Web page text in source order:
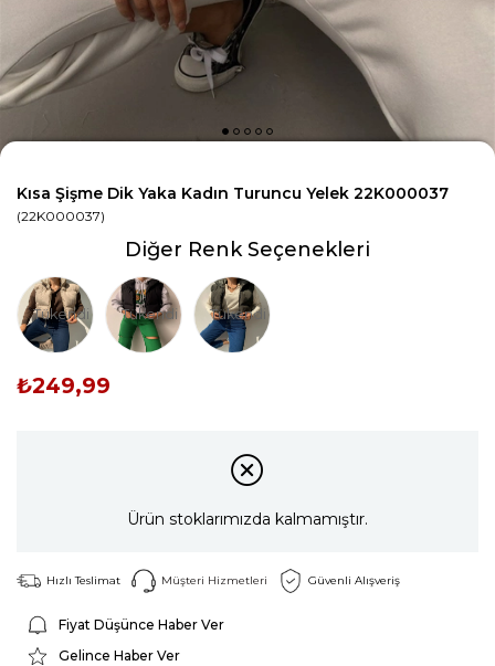
Kısa Şişme Dik Yaka Kadın Turuncu Yelek 22K000037
(22K000037)
Diğer Renk Seçenekleri
Tükendi Tükendi Tükendi
₺249,99
Ürün stoklarımızda kalmamıştır.
Hızlı Teslimat Müşteri Hizmetleri Güvenli Alışveriş
Fiyat Düşünce Haber Ver
Gelince Haber Ver